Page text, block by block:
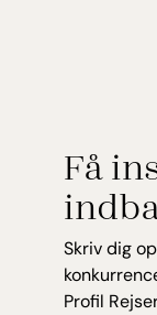
Få
Skriv dig
Profil